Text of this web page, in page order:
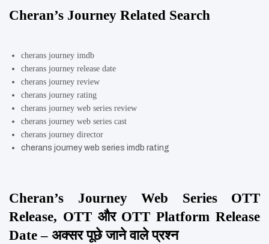
Cheran’s Journey Related Search
cherans journey imdb
cherans journey release date
cherans journey review
cherans journey rating
cherans journey web series review
cherans journey web series cast
cherans journey director
cherans journey web series imdb rating
Cheran’s Journey Web Series OTT
Release, OTT और OTT Platform Release
Date – अक्सर पूछे जाने वाले प्रश्न